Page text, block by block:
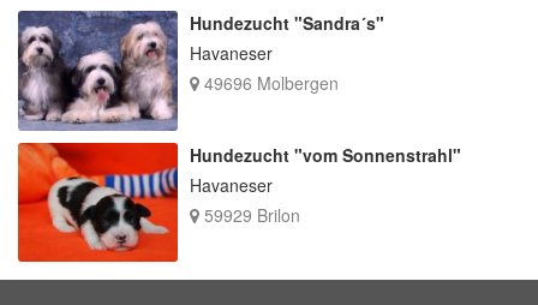
Hundezucht "Sandra´s"
Havaneser
49696 Molbergen
Hundezucht "vom Sonnenstrahl"
Havaneser
59929 Brilon